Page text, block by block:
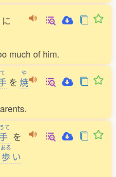
に
much of him.
て
を
や
焼
て
を
ある
歩 い